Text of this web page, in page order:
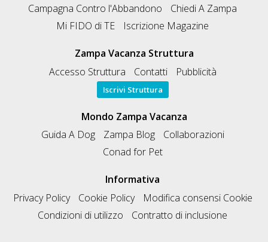
Campagna Contro l'Abbandono
Chiedi A Zampa
Mi FIDO di TE
Iscrizione Magazine
Zampa Vacanza Struttura
Accesso Struttura
Contatti Pubblicità
Iscrivi Struttura
Mondo Zampa Vacanza
Guida A Dog
Zampa Blog
Collaborazioni
Conad for Pet
Informativa
Privacy Policy
Cookie Policy
Modifica consensi Cookie
Condizioni di utilizzo
Contratto di inclusione